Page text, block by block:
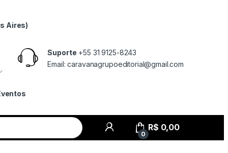
Aires)
Suporte +55 31 9125-8243
Email: caravanagrupoeditorial@gmail.com
0
R$ 0,00